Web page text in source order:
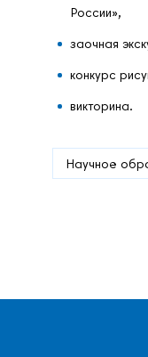
России»,
заочная
конкурс
викторина.
Научное